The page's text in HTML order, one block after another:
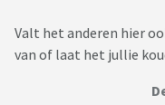
Valt het anderen hier
van of laat het jullie